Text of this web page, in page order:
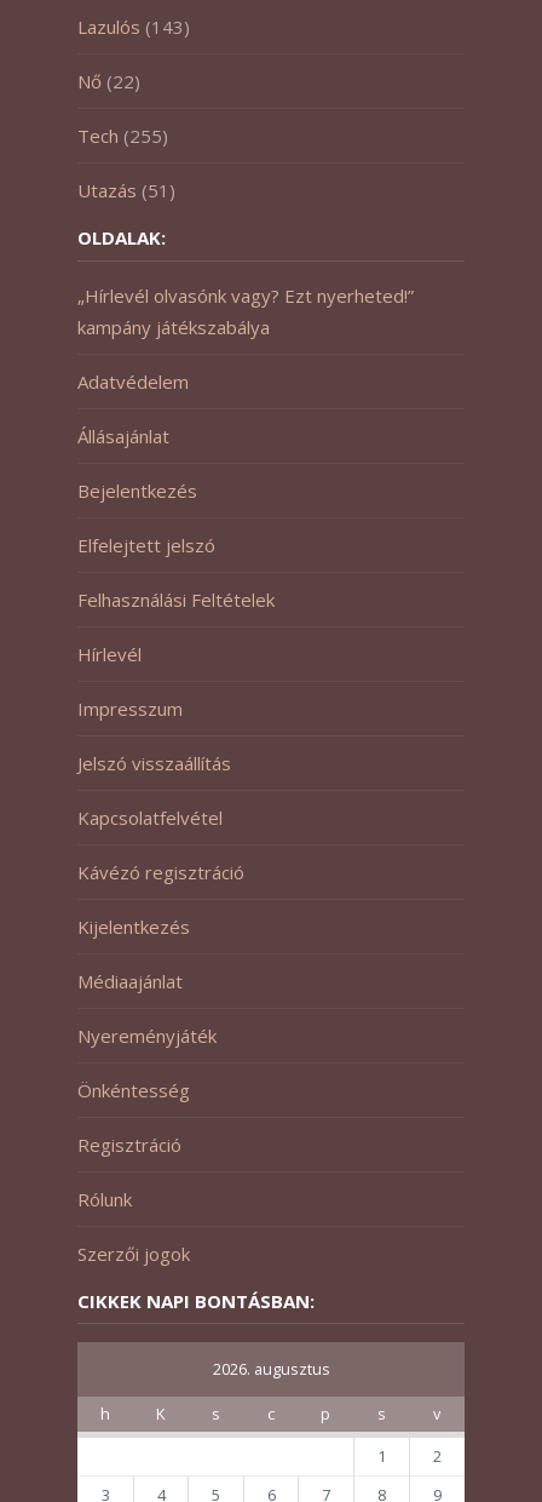
Lazulós (143)
Nő (22)
Tech (255)
Utazás (51)
OLDALAK:
„Hírlevél olvasónk vagy? Ezt nyerheted!”
kampány játékszabálya
Adatvédelem
Állásajánlat
Bejelentkezés
Elfelejtett jelszó
Felhasználási Feltételek
Hírlevél
Impresszum
Jelszó visszaállítás
Kapcsolatfelvétel
Kávézó regisztráció
Kijelentkezés
Médiaajánlat
Nyereményjáték
Önkéntesség
Regisztráció
Rólunk
Szerzői jogok
CIKKEK NAPI BONTÁSBAN:
2026. augusztus
h K s c p s
v
1
2
3
4 5 6 7 8 9